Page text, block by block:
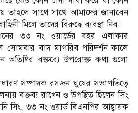
তাহলে সাথে সাথে আমাদের জানাবেন
মিলে তাদের বিরুদ্ধে ব্যবস্থা নিব।
৩৩ নং ওয়ার্ডের বহর এলাকার
সোমবার বাদ মাগরিব পরিদর্শন কালে
অতিথির বক্তব্যে উপরোক্ত কথা গুলো
সম্পাদক রসজন ঘুষের সভাপতিত্বে
বক্তব্য রাখেন ও উপস্থিত ছিলেন সিং
সিং, ৩৩ নং ওয়ার্ড বিএনপির আহ্বায়ক